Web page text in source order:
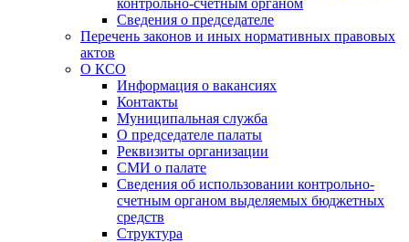
контрольно-счетным органом
Сведения о председателе
Перечень законов и иных нормативных правовых
актов
О КСО
Информация о вакансиях
Контакты
Муниципальная служба
О председателе палаты
Реквизиты организации
СМИ о палате
Сведения об использовании контрольно-
счетным органом выделяемых бюджетных
средств
Структура